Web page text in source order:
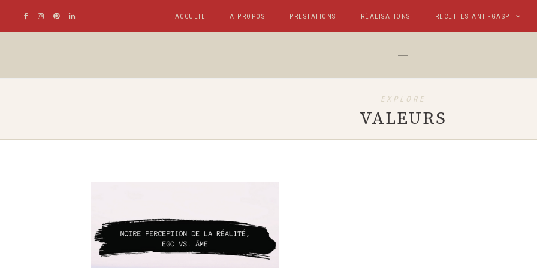
ACCUEIL A PROPOS PRESTATIONS RÉALISATIONS RECETTES ANTI-GASPI
EXPLORE
VALEURS